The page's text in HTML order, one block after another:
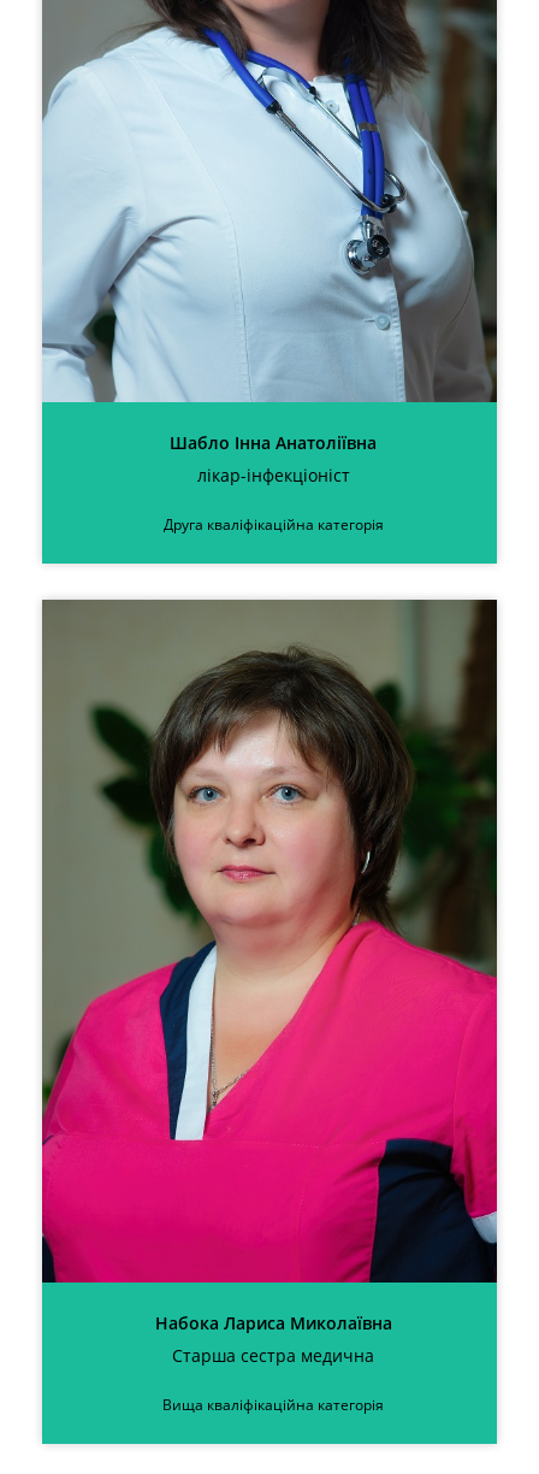
Шабло Інна Анатоліївна
лікар-інфекціоніст
Друга кваліфікаційна категорія
Набока Лариса Миколаївна
Старша сестра медична
Вища кваліфікаційна категорія